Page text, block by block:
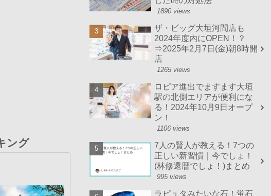
ング
1890 views
ザ・ビッグ大垣河間店も
2024年度内にOPEN！？
⇒2025年2月7日(金)朝8時開
店
1265 views
ロピア進出でますます大垣
駅の北側エリアが便利にな
る！2024年10月9日オープ
ン！
1106 views
7人の賢人が教える！7つの
正しい新習慣｜今でしょ！
(林修還暦でしょ！)まとめ
995 views
ラピュタみたいな石！蛍石